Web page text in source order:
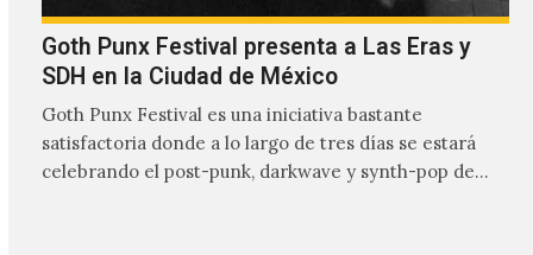
Goth Punx Festival presenta a Las Eras y
SDH en la Ciudad de México
Goth Punx Festival es una iniciativa bastante
satisfactoria donde a lo largo de tres días se estará
celebrando el post-punk, darkwave y synth-pop de